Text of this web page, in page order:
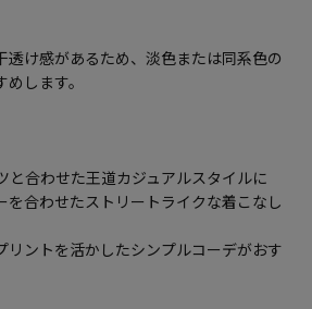
透け感があるため、淡色または同系色の
します。
と合わせた王道カジュアルスタイルに
を合わせたストリートライクな着こなし
リントを活かしたシンプルコーデがおす